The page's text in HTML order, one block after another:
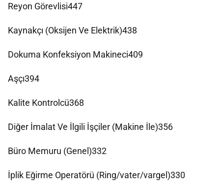
Reyon Görevlisi447
Kaynakçı (Oksijen Ve Elektrik)438
Dokuma Konfeksiyon Makineci409
Aşçı394
Kalite Kontrolcü368
Diğer İmalat Ve İlgili İşçiler (Makine İle)356
Büro Memuru (Genel)332
İplik Eğirme Operatörü (Ring/vater/vargel)330